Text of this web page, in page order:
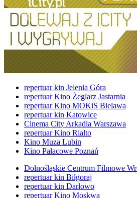
repertuar kin Jelenia Góra
repertuar Kino Żeglarz Jastarnia
repertuar Kino MOKiS Bielawa
repertuar kin Katowice
Cinema City Arkadia Warszawa
repertuar Kino Rialto
Kino Muza Lubin
Kino Pałacowe Poznań
Dolnośląskie Centrum Filmowe
repertuar kin Biłgoraj
repertuar kin Darłowo
repertuar Kino Moskwa